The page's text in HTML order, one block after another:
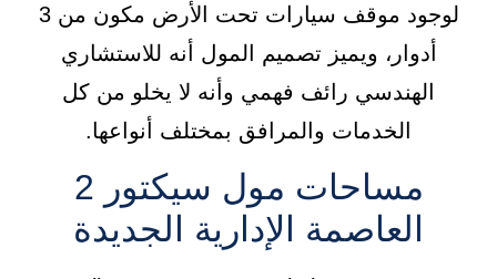
لوجود موقف سيارات تحت الأرض مكون من 3
أدوار، ويميز تصميم المول أنه للاستشاري
الهندسي رائف فهمي وأنه لا يخلو من كل
الخدمات والمرافق بمختلف أنواعها.
مساحات مول سيكتور 2
العاصمة الإدارية الجديدة